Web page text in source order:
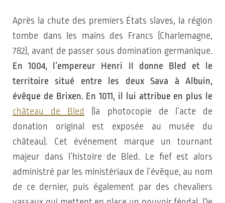
Après la chute des premiers États slaves, la région
tombe dans les mains des Francs (Charlemagne,
782), avant de passer sous domination germanique.
En 1004, l’empereur Henri II donne Bled et le
territoire situé entre les deux Sava à Albuin,
évêque de Brixen. En 1011, il lui attribue en plus le
château de Bled
(la photocopie de l’acte de
donation original est exposée au musée du
château). Cet événement marque un tournant
majeur dans l’histoire de Bled. Le fief est alors
administré par les ministériaux de l’évêque, au nom
de ce dernier, puis également par des chevaliers